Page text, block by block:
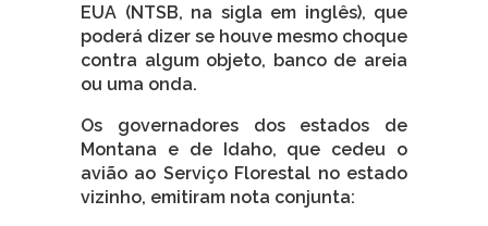
EUA (NTSB, na sigla em inglês), que
poderá dizer se houve mesmo choque
contra algum objeto, banco de areia
ou uma onda.
Os governadores dos estados de
Montana e de Idaho, que cedeu o
avião ao Serviço Florestal no estado
vizinho, emitiram nota conjunta: